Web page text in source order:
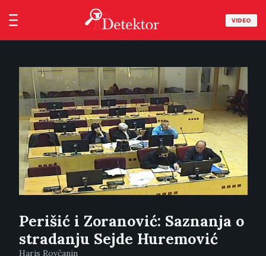
VIDEO
Perišić i Zoranović: Saznanja o
stradanju Sejde Huremović
Haris Rovčanin